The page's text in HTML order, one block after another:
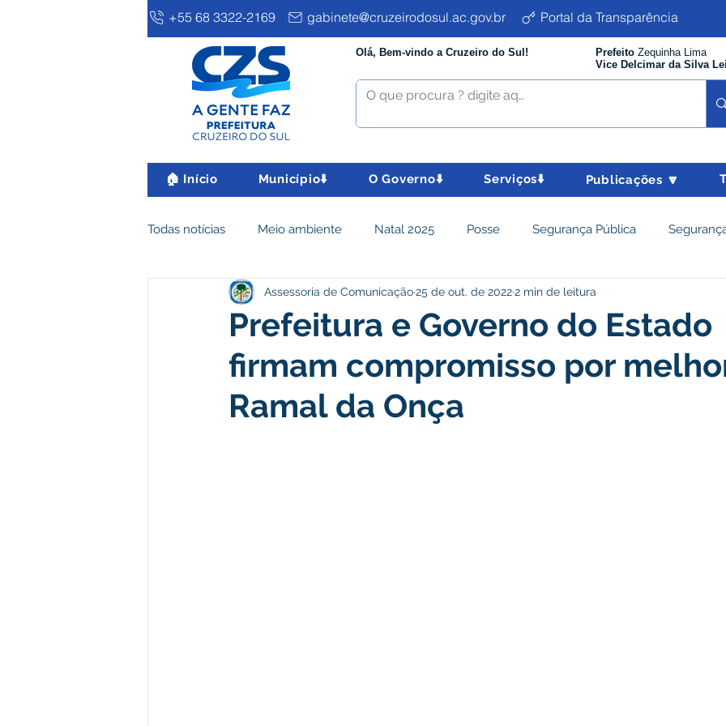
+55 68 3322-2169 gabinete@cruzeirodosul.ac.gov.br Portal da Transparência
Olá, Bem-vindo a Cruzeiro do Sul! Prefeito Zequinha Lima
Vice Delcimar da Silva
🏠 Início Município⬇️ O Governo⬇️ Serviços⬇️ Publicações 🔽
Todas notícias Meio ambiente Natal 2025 Posse Segurança Pública
Clima e Meio Ambiente Assistência Social e Cidadania Parcerias
Desenvolvimento econômico e turismo Tributos Departamento de Limpeza
Transporte, Trânsito e Mobilidade
Prefeitura e Governo do Estado
firmam compromisso por
Ramal da Onça
Assessoria de Comunicação25 de out. de 20222 min de leitura